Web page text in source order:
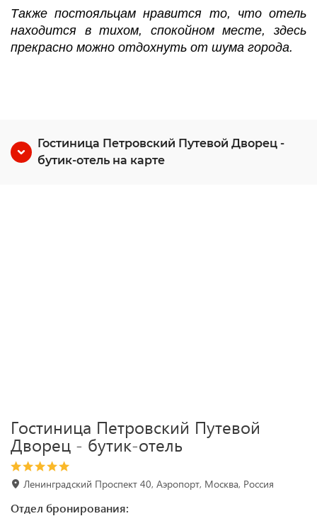
Также постояльцам нравится то, что отель
находится в тихом, спокойном месте, здесь
прекрасно можно отдохнуть от шума города.
Гостиница Петровский Путевой Дворец -
бутик-отель на карте
Гостиница Петровский Путевой
Дворец - бутик-отель
Ленинградский Проспект 40, Аэропорт, Москва, Россия
Отдел бронирования: